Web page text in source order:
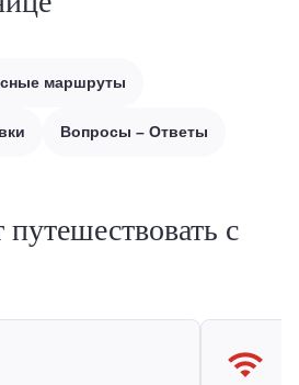
маршруты
Вопросы – Ответы
с